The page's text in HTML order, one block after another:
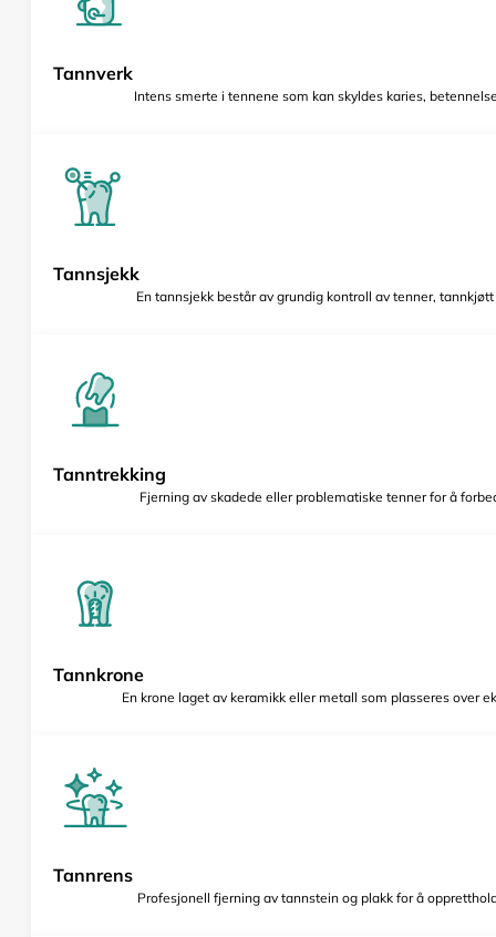
Tannverk
Intens smerte i tennene som kan skyldes karies,
Tannsjekk
En tannsjekk består av grundig kontroll av tenner,
Tanntrekking
Fjerning av skadede eller problematiske tenner for å
Tannkrone
En krone laget av keramikk eller metall som plasseres over
Tannrens
Profesjonell fjerning av tannstein og plakk for å